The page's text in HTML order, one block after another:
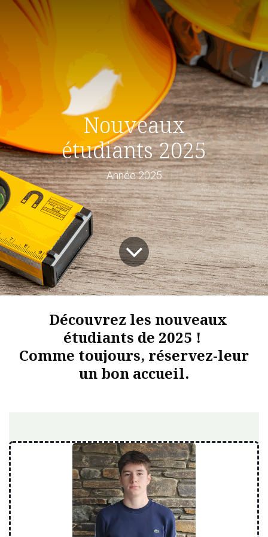
Nouveaux
étudiants 2025
Année 2025
Découvrez les nouveaux
étudiants de 2025 !
Comme toujours, réservez-leur
un bon accueil.